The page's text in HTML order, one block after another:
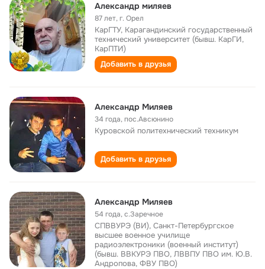
Александр миляев
87 лет,г. Орел
КарГТУ, Карагандинский государственный
технический университет (бывш. КарГИ,
КарПТИ)
Добавить в друзья
Александр Миляев
34 года,пос.Авсюнино
Куровской политехнический техникум
Добавить в друзья
Александр Миляев
54 года,с.Заречное
СПВВУРЭ (ВИ), Санкт-Петербургское
высшее военное училище
радиоэлектроники (военный институт)
(бывш. ВВКУРЭ ПВО, ЛВВПУ ПВО им. Ю.В.
Андропова, ФВУ ПВО)